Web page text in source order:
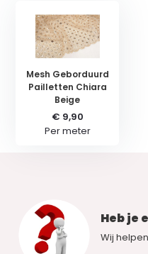
Mesh Geborduurd
Pailletten Chiara
Beige
€ 9,90
Per meter
Heb je
Wij